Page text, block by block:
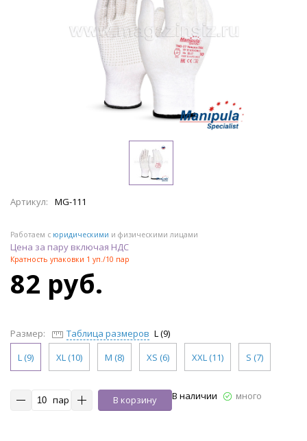
Артикул: MG-111
Работаем с юридическими и физическими лицами
Цена за пару включая НДС
Кратность упаковки 1 уп./10 пар
82 руб.
Размер: Таблица размеров L (9)
L (9)
XL (10) M (8) XS (6) XXL (11) S (7)
пар В корзину В наличии много